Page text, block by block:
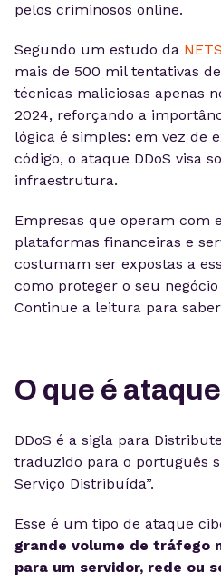
pelos criminosos online.
Segundo um estudo da
mais de 500 mil tentativas
técnicas maliciosas apenas
2024, reforçando a
lógica é simples: em vez de
código, o ataque DDoS visa
infraestrutura.
Empresas que operam com
plataformas financeiras e
costumam ser expostas a
como proteger o seu
Continue a leitura para
O que é
DDoS é a sigla para
traduzido para o português
Serviço Distribuída”.
Esse é um tipo de ataque
grande volume de tráfego
para um servidor, rede ou